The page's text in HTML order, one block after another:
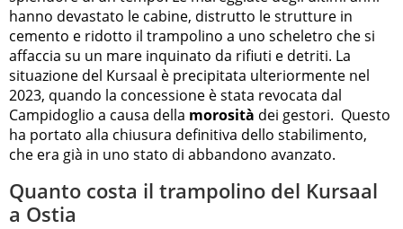
hanno devastato le cabine, distrutto le strutture in
cemento e ridotto il trampolino a uno scheletro che si
affaccia su un mare inquinato da rifiuti e detriti. La
situazione del Kursaal è precipitata ulteriormente nel
2023, quando la concessione è stata revocata dal
Campidoglio a causa della morosità dei gestori. Questo
ha portato alla chiusura definitiva dello stabilimento,
che era già in uno stato di abbandono avanzato.
Quanto costa il trampolino del Kursaal
a Ostia